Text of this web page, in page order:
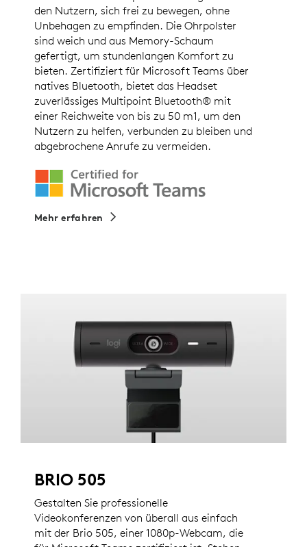
den Nutzern, sich frei zu bewegen, ohne
Unbehagen zu empfinden. Die Ohrpolster
sind weich und aus Memory-Schaum
gefertigt, um stundenlangen Komfort zu
bieten. Zertifiziert für Microsoft Teams über
natives Bluetooth, bietet das Headset
zuverlässiges Multipoint Bluetooth® mit
einer Reichweite von bis zu 50 m1, um den
Nutzern zu helfen, verbunden zu bleiben und
abgebrochene Anrufe zu vermeiden.
Mehr erfahren
BRIO 505
Gestalten Sie professionelle
Videokonferenzen von überall aus einfach
mit der Brio 505, einer 1080p-Webcam, die